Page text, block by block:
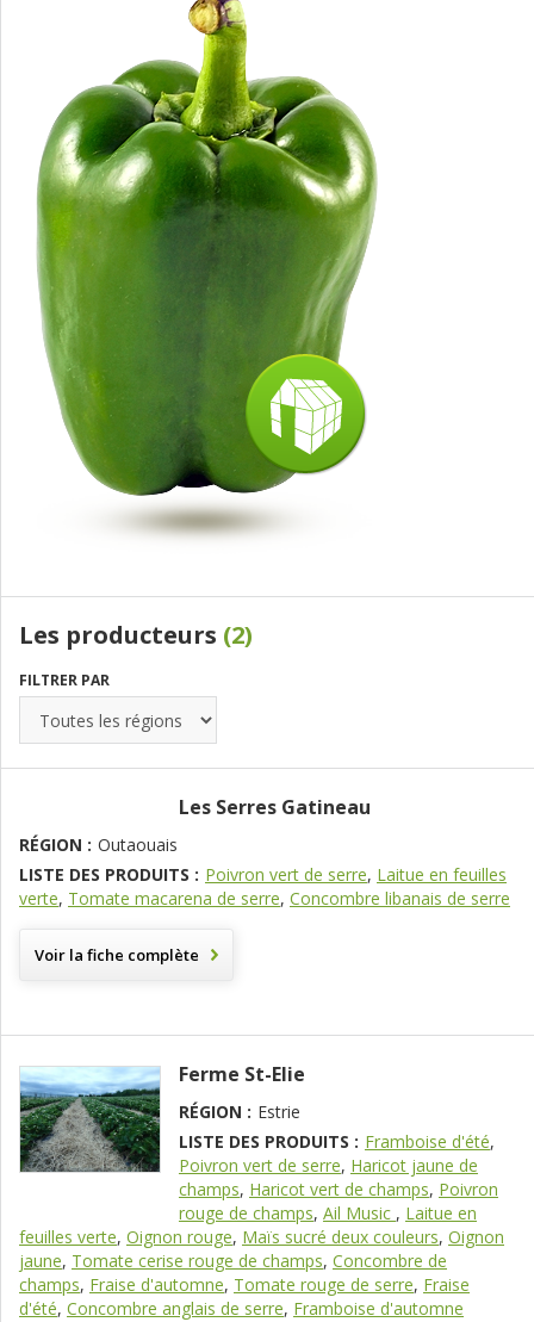
Les producteurs (2)
FILTRER PAR
Les Serres Gatineau
RÉGION : Outaouais
LISTE DES PRODUITS : Poivron vert de serre, Laitue en feuilles
verte, Tomate macarena de serre, Concombre libanais de serre
Voir la fiche complète
Ferme St-Elie
RÉGION : Estrie
LISTE DES PRODUITS : Framboise d'été,
Poivron vert de serre, Haricot jaune de
champs, Haricot vert de champs, Poivron
rouge de champs, Ail Music , Laitue en
feuilles verte, Oignon rouge, Maïs sucré deux couleurs, Oignon
jaune, Tomate cerise rouge de champs, Concombre de
champs, Fraise d'automne, Tomate rouge de serre, Fraise
d'été, Concombre anglais de serre, Framboise d'automne